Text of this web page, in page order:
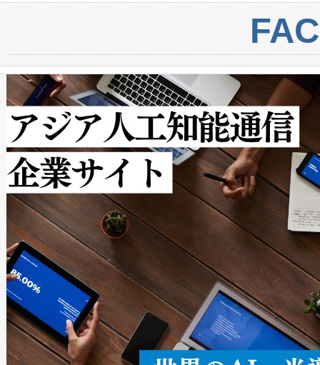
centers. Voltaiqは、ai&のAI
からシステム統合、試運転、
クルの各段階のデータを監視
[…]
トに対して約600メートルに
では、反射率10％のターゲッ
で向上し、最大検知距離は
ットだけで最大1キロメート
ルの変電所周囲を監視でき、
作業と点群処理を簡素化でき
Avia 2は、2種類のFOVオプシ
× 80°のノーマルモード、長
ードを切り替えて使用するこ
ることなく、単一のデバイス
うにします。遠距離まで届く
密度なスキャ […]